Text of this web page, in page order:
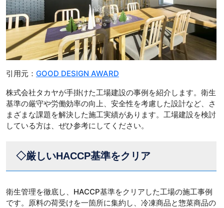
引用元： GOOD DESIGN AWARD
株式会社タカヤが手掛けた工場建設の事例を紹介します。衛生
基準の厳守や労働効率の向上、安全性を考慮した設計など、さ
まざまな課題を解決した施工実績があります。工場建設を検討
している方は、ぜひ参考にしてください。
◇厳しいHACCP基準をクリア
衛生管理を徹底し、HACCP基準をクリアした工場の施工事例
です。原料の荷受けを一箇所に集約し、冷凍商品と惣菜商品の